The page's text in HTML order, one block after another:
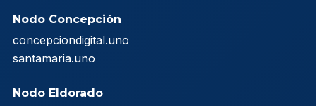
Nodo Concepción
concepciondigital.uno
santamaria.uno
Nodo Eldorado